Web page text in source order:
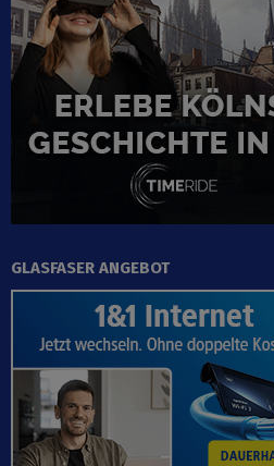
GLASFASER ANGEBOT